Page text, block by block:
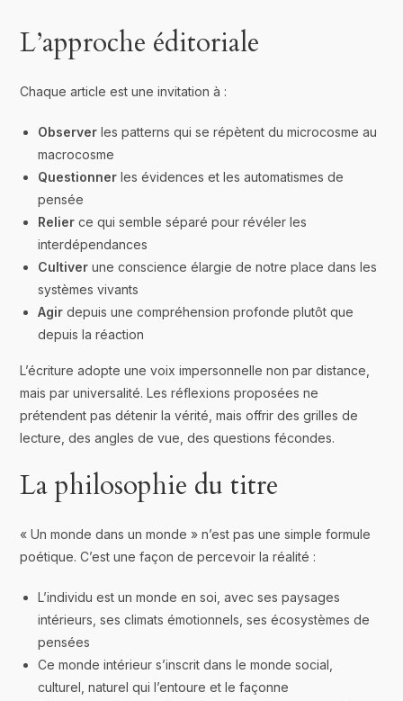
L’approche éditoriale
Chaque article est une invitation à :
Observer les patterns qui se répètent du microcosme au
macrocosme
Questionner les évidences et les automatismes de
pensée
Relier ce qui semble séparé pour révéler les
interdépendances
Cultiver une conscience élargie de notre place dans les
systèmes vivants
Agir depuis une compréhension profonde plutôt que
depuis la réaction
L’écriture adopte une voix impersonnelle non par distance,
mais par universalité. Les réflexions proposées ne
prétendent pas détenir la vérité, mais offrir des grilles de
lecture, des angles de vue, des questions fécondes.
La philosophie du titre
« Un monde dans un monde » n’est pas une simple formule
poétique. C’est une façon de percevoir la réalité :
L’individu est un monde en soi, avec ses paysages
intérieurs, ses climats émotionnels, ses écosystèmes de
pensées
Ce monde intérieur s’inscrit dans le monde social,
culturel, naturel qui l’entoure et le façonne